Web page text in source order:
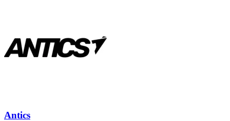
Antics